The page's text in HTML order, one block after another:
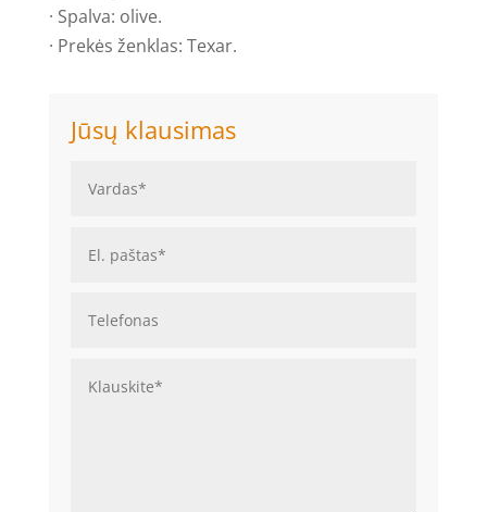
· Spalva: olive.
· Prekės ženklas: Texar.
Jūsų klausimas